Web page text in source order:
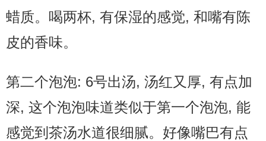
蜡质。喝两杯, 有保湿的感觉, 和嘴有陈
皮的香味。
第二个泡泡: 6号出汤, 汤红又厚, 有点加
深, 这个泡泡味道类似于第一个泡泡, 能
感觉到茶汤水道很细腻。好像嘴巴有点